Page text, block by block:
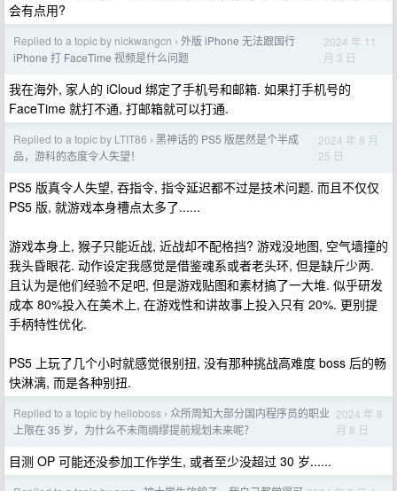
会有点用?
Replied to a topic by nickwangcn › 外版 iPhone 无法跟国行
iPhone 打 FaceTime 视频是什么问题
2024 年 11
月 3 日
我在海外, 家人的 iCloud 绑定了手机号和邮箱. 如果打手机号的
FaceTime 就打不通, 打邮箱就可以打通.
Replied to a topic by LTIT86 › 黑神话的 PS5 版居然是个半成
品，游科的态度令人失望！
2024 年 8 月
25 日
PS5 版真令人失望, 吞指令, 指令延迟都不过是技术问题. 而且不仅仅
PS5 版, 就游戏本身槽点太多了......
游戏本身上, 猴子只能近战, 近战却不配格挡? 游戏没地图, 空气墙撞的
我头昏眼花. 动作设定我感觉是借鉴魂系或者老头环, 但是缺斤少两.
且认为是他们经验不足吧, 但是游戏贴图和素材搞了一大堆. 似乎研发
成本 80%投入在美术上, 在游戏性和讲故事上投入只有 20%. 更别提
手柄特性优化.
PS5 上玩了几个小时就感觉很别扭, 没有那种挑战高难度 boss 后的畅
快淋漓, 而是各种别扭.
Replied to a topic by helloboss › 众所周知大部分国内程序员的职业
上限在 35 岁，为什么不未雨绸缪提前规划未来呢？
2024 年 8
月 8 日
目测 OP 可能还没参加工作学生, 或者至少没超过 30 岁......